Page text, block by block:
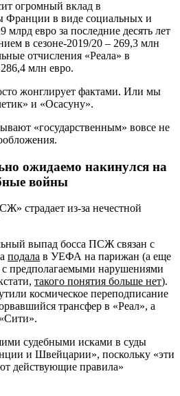
огромный вклад в
Франции в виде социальных и
млрд евро за последние десять лет
в сезоне-2019/20 – 269,3 млн
отчисления «Реала» в
286,4 млн евро.
жонглирует фактами. Или мы
и «Осасуну».
«государственным» вовсе не
ожидаемо накинулся на
войны
выпад босса ПСЖ связан с
подала в УЕФА на парижан (а еще
предполагаемыми нарушениями
такого понятия больше нет).
космическое переподписание
трансфер в «Реал», а
судебными исками в суды
и Швейцарии», поскольку «эти
действующие правила»